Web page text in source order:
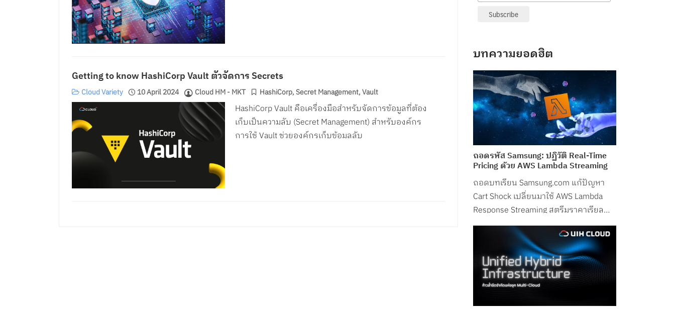
Getting to know HashiCorp Vault ตัวจัดการ Secrets
10 April 2024 Cloud HM - MKT
Cloud Variety HashiCorp,Secret Management,Vault
HashiCorp Vault คือเครื่องมือสำหรับจัดการข้อมูลที่ต้อง
เก็บเป็นความลับ (Secret Management) สำหรับองค์กร
การใช้ Vault ช่วยองค์กรเก็บข้อมูลลับ
บทความยอดฮิต
ถอดรหัส Samsung: ปฏิวัติ Real-Time
Pricing ด้วย AWS Lambda Streaming
ถอดบทเรียน Samsung.com แก้ปัญหา
Cart Shock เปลี่ยนมาใช้ AWS Lambda
Response Streaming สตรีมราคาเรียล
ไทม์ ลด Latency ในช่วงพีกเหลือเพียง